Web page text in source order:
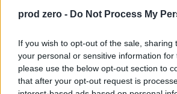
prod zero - Do Not Process My
If you wish to opt-out of the sale,
your personal or sensitive information
please use the below opt-out section to
that after your opt-out request is
Nawrocki kontra rząd.
najgłośniejszych zawetowanych